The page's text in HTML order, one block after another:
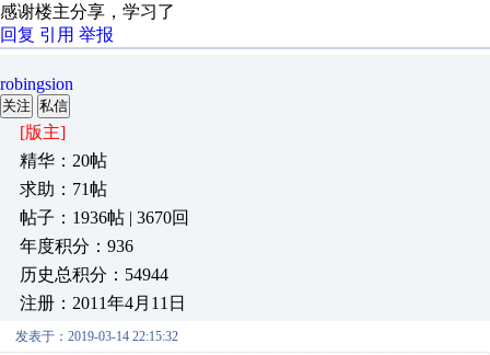
感谢楼主分享，学习了
回复 引用 举报
robingsion
关注 私信
[版主]
精华：20帖
求助：71帖
帖子：1936帖 | 3670回
年度积分：936
历史总积分：54944
注册：2011年4月11日
发表于：2019-03-14 22:15:32